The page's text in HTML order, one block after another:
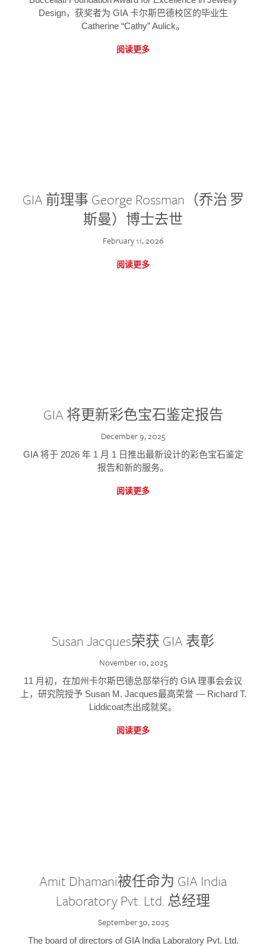
Design，获奖者为 GIA 卡尔斯巴德校区的毕业生
Catherine “Cathy” Aulick。
阅读更多
GIA 前理事 George Rossman（乔治·罗
斯曼）博士去世
February 11, 2026
阅读更多
GIA 将更新彩色宝石鉴定报告
December 9, 2025
GIA 将于 2026 年 1 月 1 日推出最新设计的彩色宝石鉴定
报告和新的服务。
阅读更多
Susan Jacques荣获 GIA 表彰
November 10, 2025
11 月初，在加州卡尔斯巴德总部举行的 GIA 理事会会议
上，研究院授予 Susan M. Jacques最高荣誉 — Richard T.
Liddicoat杰出成就奖。
阅读更多
Amit Dhamani被任命为 GIA India
Laboratory Pvt. Ltd. 总经理
September 30, 2025
The board of directors of GIA India Laboratory Pvt. Ltd.